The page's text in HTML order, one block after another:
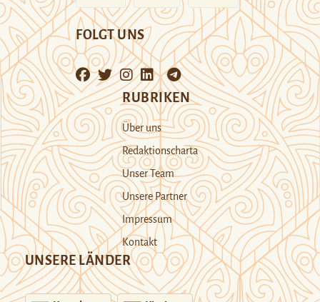
FOLGT UNS
RUBRIKEN
Über uns
Redaktionscharta
Unser Team
Unsere Partner
Impressum
Kontakt
UNSERE LÄNDER